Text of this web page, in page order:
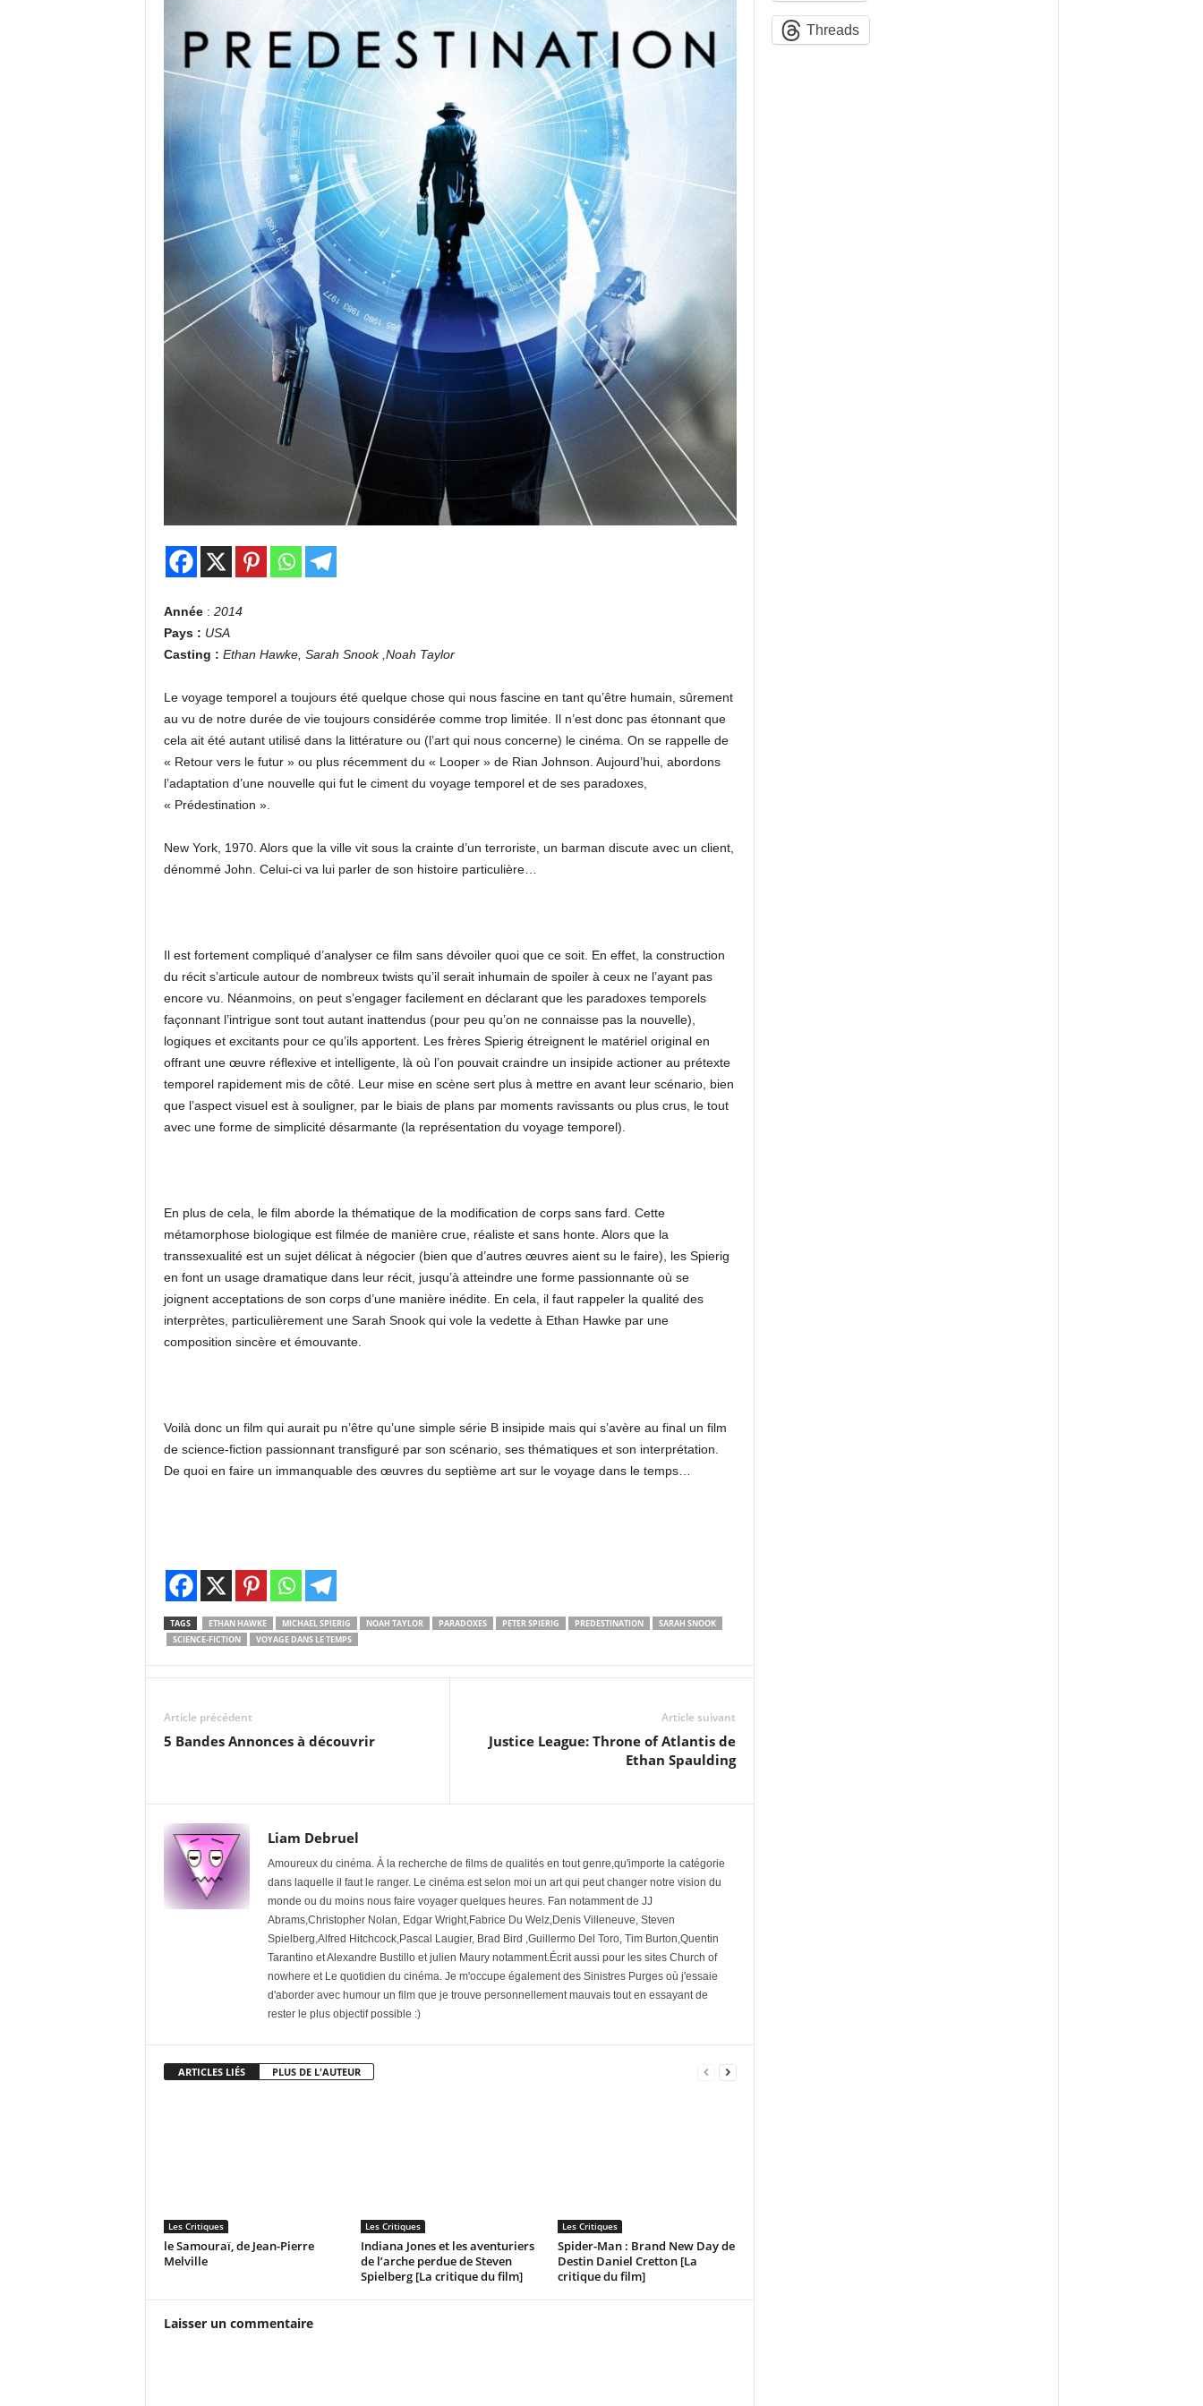
Année : 2014
Pays : USA
Casting : Ethan Hawke, Sarah Snook ,Noah Taylor
Le voyage temporel a toujours été quelque chose qui nous fascine en tant qu’être humain, sûrement
au vu de notre durée de vie toujours considérée comme trop limitée. Il n’est donc pas étonnant que
cela ait été autant utilisé dans la littérature ou (l’art qui nous concerne) le cinéma. On se rappelle de
« Retour vers le futur » ou plus récemment du « Looper » de Rian Johnson. Aujourd’hui, abordons
l’adaptation d’une nouvelle qui fut le ciment du voyage temporel et de ses paradoxes,
« Prédestination ».
New York, 1970. Alors que la ville vit sous la crainte d’un terroriste, un barman discute avec un client,
dénommé John. Celui-ci va lui parler de son histoire particulière…
Il est fortement compliqué d’analyser ce film sans dévoiler quoi que ce soit. En effet, la construction
du récit s’articule autour de nombreux twists qu’il serait inhumain de spoiler à ceux ne l’ayant pas
encore vu. Néanmoins, on peut s’engager facilement en déclarant que les paradoxes temporels
façonnant l’intrigue sont tout autant inattendus (pour peu qu’on ne connaisse pas la nouvelle),
logiques et excitants pour ce qu’ils apportent. Les frères Spierig étreignent le matériel original en
offrant une œuvre réflexive et intelligente, là où l’on pouvait craindre un insipide actioner au prétexte
temporel rapidement mis de côté. Leur mise en scène sert plus à mettre en avant leur scénario, bien
que l’aspect visuel est à souligner, par le biais de plans par moments ravissants ou plus crus, le tout
avec une forme de simplicité désarmante (la représentation du voyage temporel).
En plus de cela, le film aborde la thématique de la modification de corps sans fard. Cette
métamorphose biologique est filmée de manière crue, réaliste et sans honte. Alors que la
transsexualité est un sujet délicat à négocier (bien que d’autres œuvres aient su le faire), les Spierig
en font un usage dramatique dans leur récit, jusqu’à atteindre une forme passionnante où se
joignent acceptations de son corps d’une manière inédite. En cela, il faut rappeler la qualité des
interprètes, particulièrement une Sarah Snook qui vole la vedette à Ethan Hawke par une
composition sincère et émouvante.
Voilà donc un film qui aurait pu n’être qu’une simple série B insipide mais qui s’avère au final un film
de science-fiction passionnant transfiguré par son scénario, ses thématiques et son interprétation.
De quoi en faire un immanquable des œuvres du septième art sur le voyage dans le temps…
TAGS ETHAN HAWKE MICHAEL SPIERIG NOAH TAYLOR PARADOXES PETER SPIERIG PREDESTINATION
SARAH SNOOK
SCIENCE-FICTION
VOYAGE DANS LE TEMPS
Article précédent
5 Bandes Annonces à découvrir
Article suivant
Justice League: Throne of Atlantis de
Ethan Spaulding
Liam Debruel
Amoureux du cinéma. À la recherche de films de qualités en tout genre,qu'importe la catégorie
dans laquelle il faut le ranger. Le cinéma est selon moi un art qui peut changer notre vision du
monde ou du moins nous faire voyager quelques heures. Fan notamment de JJ
Abrams,Christopher Nolan, Edgar Wright,Fabrice Du Welz,Denis Villeneuve, Steven
Spielberg,Alfred Hitchcock,Pascal Laugier, Brad Bird ,Guillermo Del Toro, Tim Burton,Quentin
Tarantino et Alexandre Bustillo et julien Maury notamment.Écrit aussi pour les sites Church of
nowhere et Le quotidien du cinéma. Je m'occupe également des Sinistres Purges où j'essaie
d'aborder avec humour un film que je trouve personnellement mauvais tout en essayant de
rester le plus objectif possible :)
ARTICLES LIÉS PLUS DE L'AUTEUR
Les Critiques
le Samouraï, de Jean-Pierre
Melville
Les Critiques
Indiana Jones et les aventuriers
de l’arche perdue de Steven
Spielberg [La critique du film]
Les Critiques
Spider-Man : Brand New Day de
Destin Daniel Cretton [La
critique du film]
Laisser un commentaire
Threads